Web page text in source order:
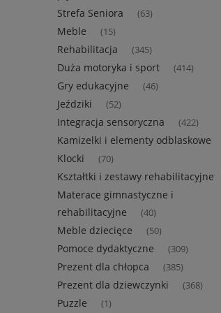
Strefa Seniora (63)
Meble (15)
Rehabilitacja (345)
Duża motoryka i sport (414)
Gry edukacyjne (46)
Jeździki (52)
Integracja sensoryczna (422)
Kamizelki i elementy odblaskowe
Klocki (70)
Kształtki i zestawy rehabilitacyjne
Materace gimnastyczne i
rehabilitacyjne
(40)
Meble dziecięce (50)
Pomoce dydaktyczne (309)
Prezent dla chłopca (385)
Prezent dla dziewczynki (368)
Puzzle (1)